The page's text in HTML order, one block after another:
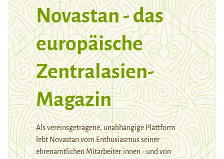
Novastan - das
europäische
Zentralasien-
Magazin
Als vereinsgetragene, unabhängige Plattform
lebt Novastan vom Enthusiasmus seiner
ehrenamtlichen Mitarbeiter:innen - und von